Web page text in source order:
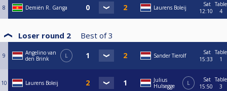
8 Demiën R. Ganga Laurens Boleij
Sat
12:10
Table
4
Loser round 2 Best of 3
9
Angelino van
den Brink
L Sander Tierolf
Sat
15:33
Table
1
10 Laurens Boleij
Julius
Hulsegge
L
Sat
15:50
Table
3